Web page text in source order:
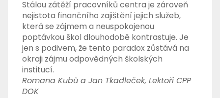
Stálou zátěží pracovníků centra je zároveň
nejistota finančního zajištění jejich služeb,
která se zájmem a neuspokojenou
poptávkou škol dlouhodobě kontrastuje. Je
jen s podivem, že tento paradox zůstává na
okraji zájmu odpovědných školských
institucí.
Romana Kubů a Jan Tkadleček, Lektoři CPP
DOK